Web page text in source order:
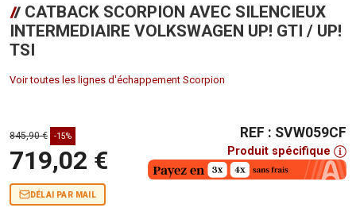
CATBACK SCORPION AVEC SILENCIEUX
INTERMEDIAIRE VOLKSWAGEN UP! GTI / UP!
TSI
Voir toutes les lignes d'échappement Scorpion
845,90 € -15%
719,02 €
DÉLAI PAR MAIL
REF : SVW059CF
Produit spécifique